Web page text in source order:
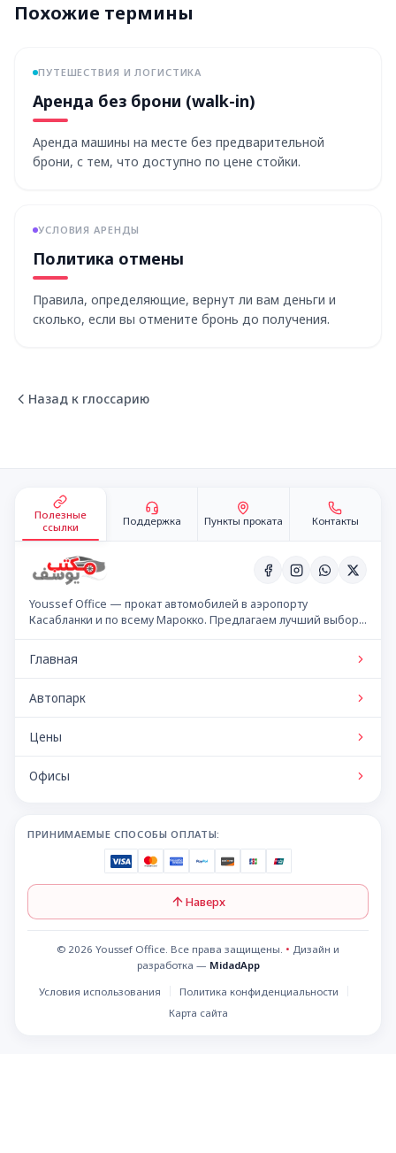
Похожие термины
ПУТЕШЕСТВИЯ И ЛОГИСТИКА
Аренда без брони (walk-in)
Аренда машины на месте без предварительной
брони, с тем, что доступно по цене стойки.
УСЛОВИЯ АРЕНДЫ
Политика отмены
Правила, определяющие, вернут ли вам деньги и
сколько, если вы отмените бронь до получения.
Назад к глоссарию
Полезные
ссылки
Поддержка Пункты проката Контакты
Youssef Office — прокат автомобилей в аэропорту
Касабланки и по всему Марокко. Предлагаем лучший выбор
Главная
Автопарк
Цены
Офисы
ПРИНИМАЕМЫЕ СПОСОБЫ ОПЛАТЫ:
Наверх
© 2026 Youssef Office. Все права защищены. • Дизайн и
разработка — MidadApp
Условия использования
Политика конфиденциальности
Карта сайта